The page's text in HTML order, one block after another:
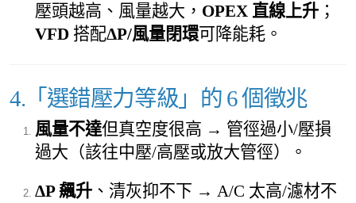
壓頭越高、風量越大， OPEX 直線上升 ；
VFD 搭配ΔP/風量閉環可降能耗。
4.「選錯壓力等級」的 6 個徵兆
風量不達但真空度很高 → 管徑過小/壓損
過大（該往中壓/高壓或放大管徑）。
ΔP 飆升 、清灰抑不下 → A/C 太高/濾材不